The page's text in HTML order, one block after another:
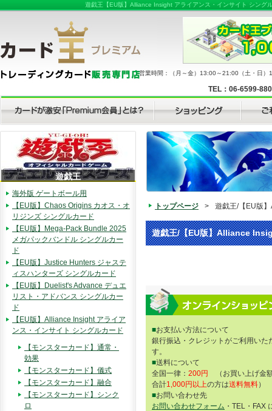
遊戯王【EU版】Alliance Insight アライアンス・インサイト シング
営業時間：（月～金）13:00～21:00（土・日
TEL：06-6599-
トップページ > 遊戯王/【EU版
遊戯王/【EU版】Alliance
■お支払い方法について
銀行振込・クレジットがご利用いた
す。
■送料について
全国一律： 200円
（お買い上げ金
合計1,000円以上の方は送料無料）
■お問い合わせ先
お問い合わせフォーム ・TEL・FAX
遊戯王
海外版 ゲートボール用
【EU版】Chaos Origins カオス・オ
リジンズ シングルカード
【EU版】Mega-Pack Bundle 2025
メガパックバンドル シングルカー
ド
【EU版】Justice Hunters ジャステ
ィスハンターズ シングルカード
【EU版】Duelist's Advance デュエ
リスト・アドバンス シングルカー
ド
【EU版】Alliance Insight アライア
ンス・インサイト シングルカード
【モンスターカード】通常・
効果
【モンスターカード】儀式
【モンスターカード】融合
【モンスターカード】シンク
ロ